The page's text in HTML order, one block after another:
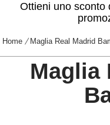
Ottieni uno sconto
Home Maglia Real Madrid
Maglia